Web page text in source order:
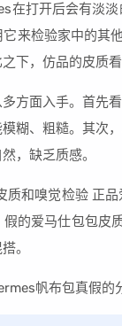
在打开后会有淡
来检验家中的其
下，仿品的皮质
方面入手。首先
糊、粗糙。其次
，缺乏质感。
和嗅觉检验 正
的爱马仕包包皮
。
帆布包真假的